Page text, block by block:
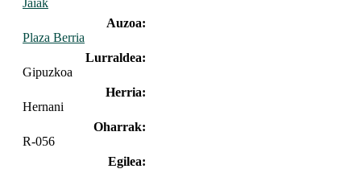
Jaiak
Auzoa:
Plaza Berria
Lurraldea:
Gipuzkoa
Herria:
Hernani
Oharrak:
R-056
Egilea: